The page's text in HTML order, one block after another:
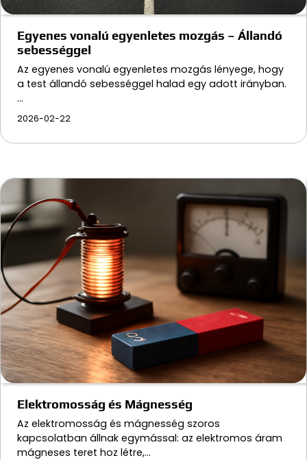
Egyenes vonalú egyenletes mozgás – Állandó
sebességgel
Az egyenes vonalú egyenletes mozgás lényege, hogy
a test állandó sebességgel halad egy adott irányban.
…
2026-02-22
Elektromosság és Mágnesség
Az elektromosság és mágnesség szoros
kapcsolatban állnak egymással: az elektromos áram
mágneses teret hoz létre,…